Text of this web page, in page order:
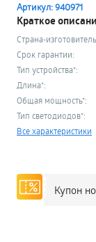
Артикул: 940971
Краткое
Страна-
Срок гарантии:
Тип устройства*:
Длина*:
Общая мощность*:
Тип светодиодов*:
Все характеристики
Купон